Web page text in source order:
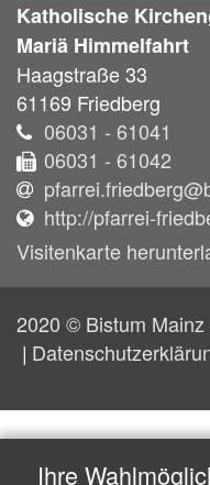
Katholische
Mariä Himmelfahrt
Haagstraße 33
61169 Friedberg
06031 - 61041
06031 - 61042
http://pfarrei-
Visitenkarte
2020 © Bistum Mainz
Ihre